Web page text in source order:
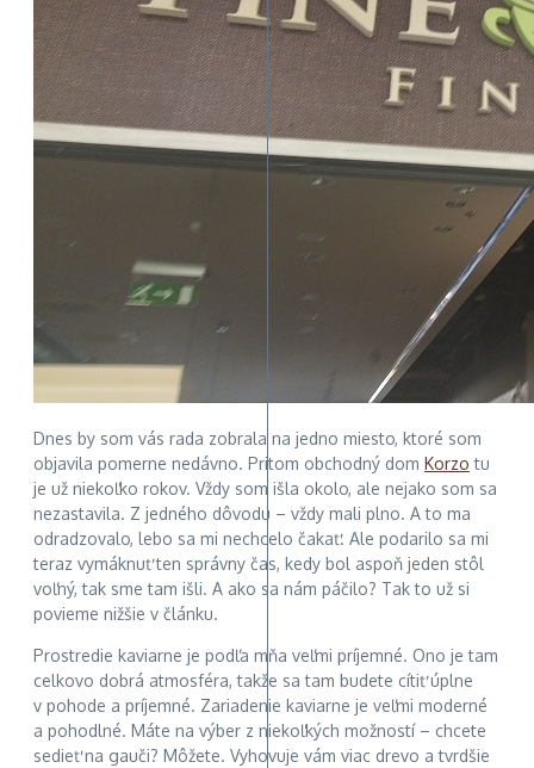
Dnes by som vás rada zobrala na jedno miesto, ktoré som
objavila pomerne nedávno. Pritom obchodný dom Korzo tu
je už niekoľko rokov. Vždy som išla okolo, ale nejako som sa
nezastavila. Z jedného dôvodu – vždy mali plno. A to ma
odradzovalo, lebo sa mi nechcelo čakať. Ale podarilo sa mi
teraz vymáknuť ten správny čas, kedy bol aspoň jeden stôl
voľný, tak sme tam išli. A ako sa nám páčilo? Tak to už si
povieme nižšie v článku.
Prostredie kaviarne je podľa mňa veľmi príjemné. Ono je tam
celkovo dobrá atmosféra, takže sa tam budete cítiť úplne
v pohode a príjemné. Zariadenie kaviarne je veľmi moderné
a pohodlné. Máte na výber z niekoľkých možností – chcete
sedieť na gauči? Môžete. Vyhovuje vám viac drevo a tvrdšie